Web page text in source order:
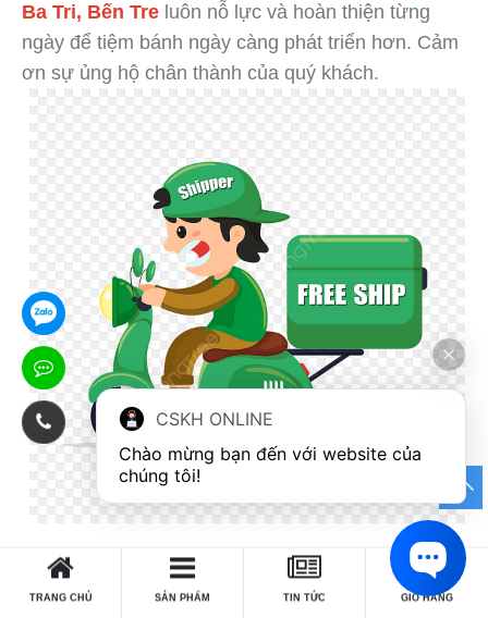
Ba Tri, Bến Tre luôn nỗ lực và hoàn thiện từng
ngày để tiệm bánh ngày càng phát triển hơn. Cảm
ơn sự ủng hộ chân thành của quý khách.
CẢM ƠN QUÝ KHÁCH HÀNG ĐÃ
TRANG CHỦ SẢN PHẨM TIN TỨC
0
GIỎ HÀNG
CSKH ONLINE
Chào mừng bạn đến với website của
chúng tôi!